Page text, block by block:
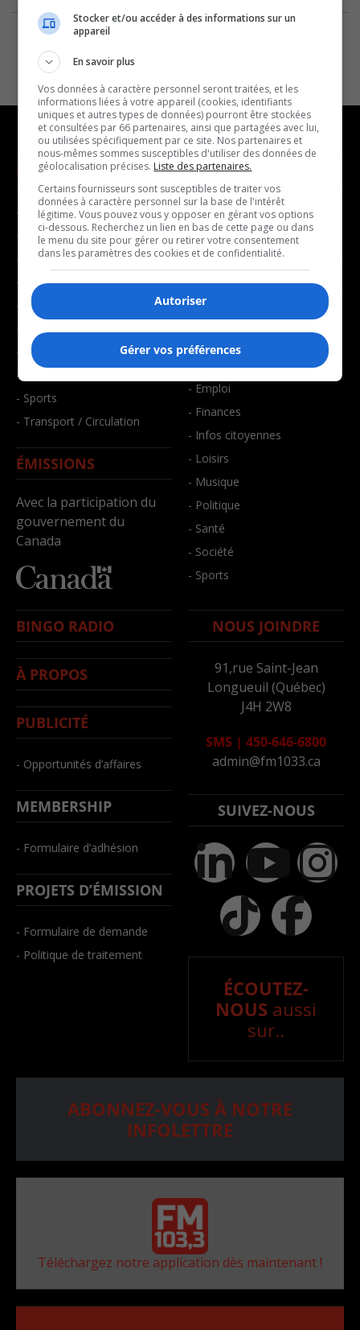
NOUVELLES
- Affaires municipales
- Communauté / Social
- Culture
- Économie
- Éducation
- Environnement
- Faits divers
- Santé et bien-être
- Sports
- Transport / Circulation
ÉMISSIONS
Avec la participation du
gouvernement du
Canada
MUSIQUE
- Décompte franco
- Joué récemment
BALADOS
- Affaires
- Art de vivre
- Bien-être
- Emploi
- Finances
- Infos citoyennes
- Loisirs
- Musique
- Politique
- Santé
- Société
- Sports
BINGO RADIO
À PROPOS
PUBLICITÉ
- Opportunités d’affaires
MEMBERSHIP
- Formulaire d’adhésion
PROJETS D’ÉMISSION
- Formulaire de demande
- Politique de traitement
NOUS JOINDRE
91,rue Saint-Jean
Longueuil (Québec)
J4H 2W8
SMS | 450-646-6800
admin@fm1033.ca
SUIVEZ-NOUS
ÉCOUTEZ-
NOUS aussi
sur..
ABONNEZ-VOUS À NOTRE
INFOLETTRE
Téléchargez notre application dès maintenant !
Stocker et/ou accéder à des informations sur un
appareil
En savoir plus
Vos données à caractère personnel seront traitées, et les
informations liées à votre appareil (cookies, identifiants
uniques et autres types de données) pourront être stockées
et consultées par 66 partenaires, ainsi que partagées avec lui,
ou utilisées spécifiquement par ce site. Nos partenaires et
nous-mêmes sommes susceptibles d'utiliser des données de
géolocalisation précises. Liste des partenaires.
Certains fournisseurs sont susceptibles de traiter vos
données à caractère personnel sur la base de l'intérêt
légitime. Vous pouvez vous y opposer en gérant vos options
ci-dessous. Recherchez un lien en bas de cette page ou dans
le menu du site pour gérer ou retirer votre consentement
dans les paramètres des cookies et de confidentialité.
Autoriser
Gérer vos préférences